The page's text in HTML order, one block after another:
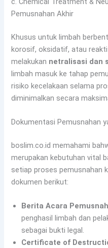
Pemusnahan Akhir
Khusus untuk limbah
korosif, oksidatif, atau
melakukan netralisasi dan
limbah masuk ke tahap
risiko kecelakaan selama
diminimalkan secara
Dokumentasi Pemusnahan
boslim.co.id memahami
merupakan kebutuhan vital
setiap proses pemusnahan
dokumen berikut:
Berita Acara
penghasil limbah dan
sebagai bukti legal.
Certificate of